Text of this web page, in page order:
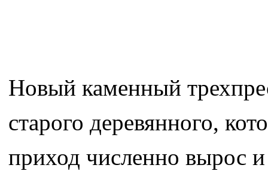
Новый каменный
старого деревянного,
приход численно вырос